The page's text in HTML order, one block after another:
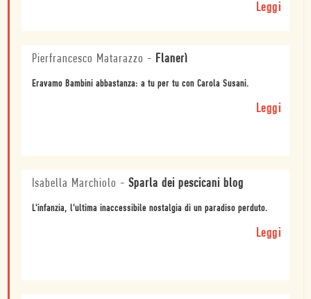
Leggi
Pierfrancesco Matarazzo - Flanerì
Eravamo Bambini abbastanza: a tu per tu con Carola Susani.
Leggi
Isabella Marchiolo - Sparla dei pescicani blog
L'infanzia, l'ultima inaccessibile nostalgia di un paradiso perduto.
Leggi